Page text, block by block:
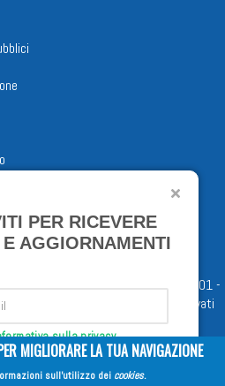
ETS © 2023 - P.I. 05398481001 -
del 23/02/98 - Tutti i diritti riservati
PER RICEVERE
AGGIORNAMENTI
sulla privacy
Iscriviti
MIGLIORARE LA TUA NAVIGAZIONE
sull'utilizzo dei cookies.